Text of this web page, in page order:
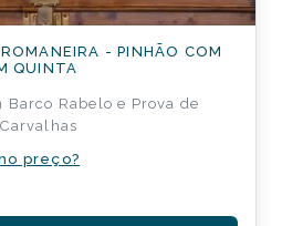
- PINHÃO COM
QUINTA
Barco Rabelo e Prova de
preço?